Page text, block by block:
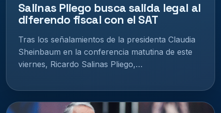
Salinas Pliego busca salida legal al
diferendo fiscal con el SAT
Tras los señalamientos de la presidenta Claudia
Sheinbaum en la conferencia matutina de este
viernes, Ricardo Salinas Pliego,…